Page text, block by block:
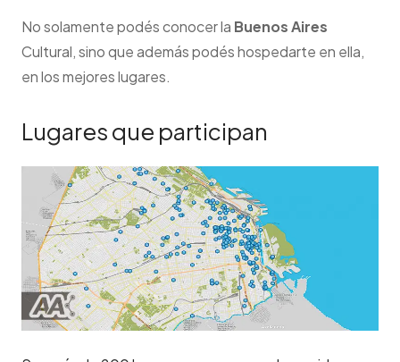
No solamente podés conocer la Buenos Aires
Cultural, sino que además podés hospedarte en ella,
en los mejores lugares.
Lugares que participan